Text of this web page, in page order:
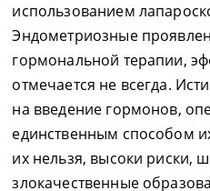
использованием
Эндометриозные
гормональной терапии,
отмечается не всегда.
на введение гормонов,
единственным способом
их нельзя, высоки риски,
злокачественные